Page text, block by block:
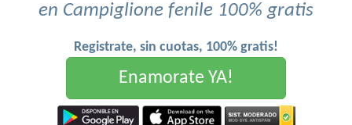
en Campiglione fenile 100% gratis
Registrate, sin cuotas, 100% gratis!
Enamorate YA!